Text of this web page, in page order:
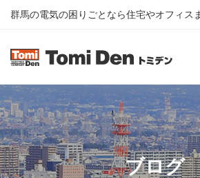
群⾺の電気の困りごとなら住宅やオフィス
ブログ